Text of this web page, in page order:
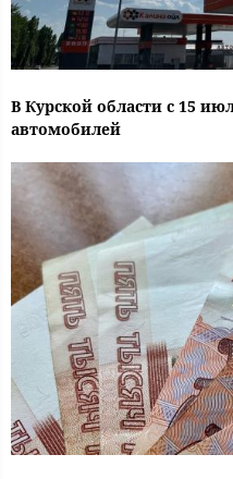
В Курской области с 15
автомобилей